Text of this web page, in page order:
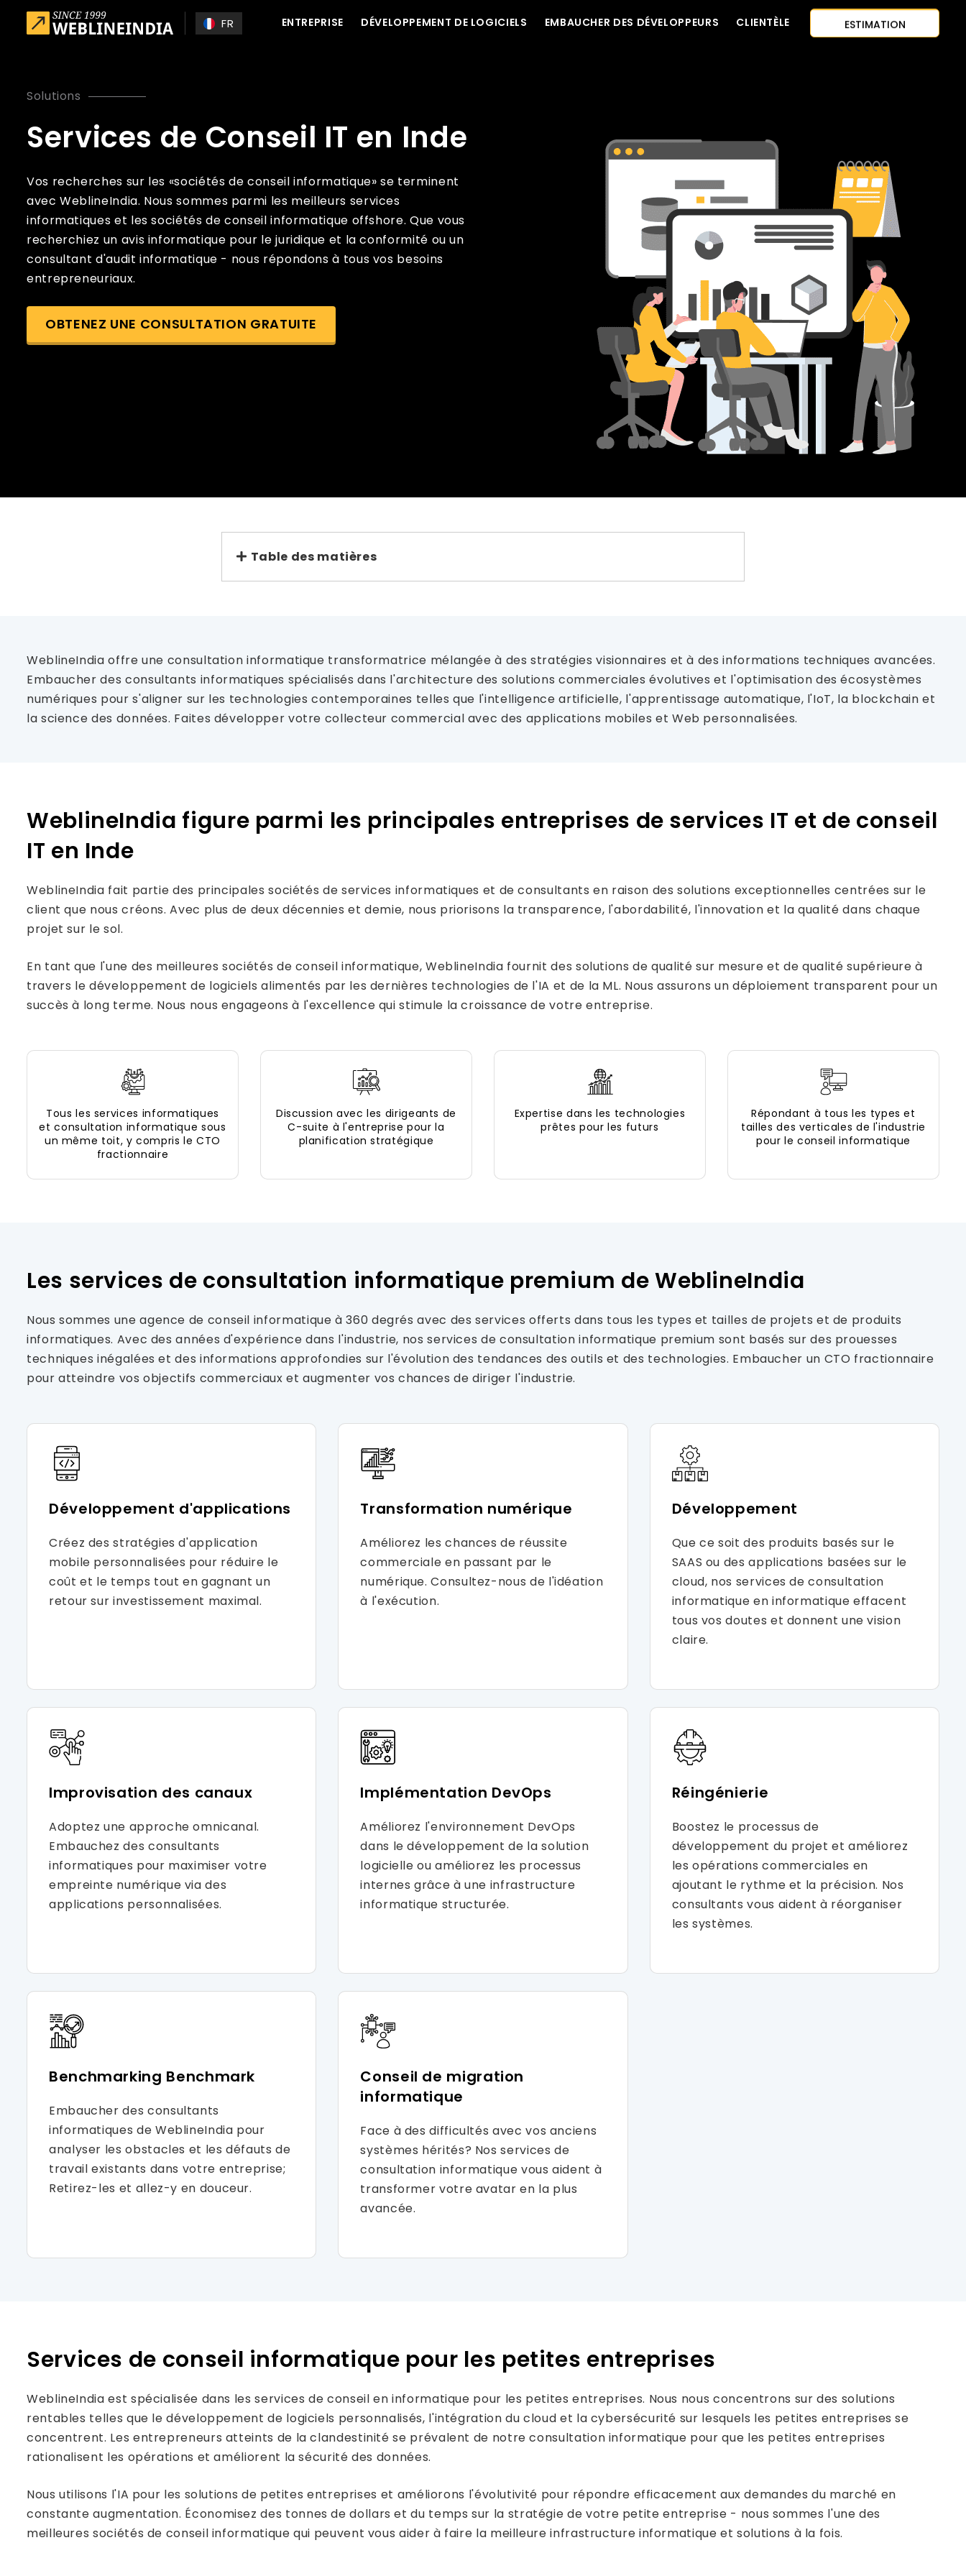
Skip to main content
FR ENTREPRISE DÉVELOPPEMENT DE LOGICIELS EMBAUCHER DES DÉVELOPPEURS CLIENTÈLE
ESTIMATION
Solutions
Services de Conseil IT en Inde
Vos recherches sur les «sociétés de conseil informatique» se terminent
avec WeblineIndia. Nous sommes parmi les meilleurs services
informatiques et les sociétés de conseil informatique offshore. Que vous
recherchiez un avis informatique pour le juridique et la conformité ou un
consultant d'audit informatique - nous répondons à tous vos besoins
entrepreneuriaux.
OBTENEZ UNE CONSULTATION GRATUITE
Table des matières
WeblineIndia offre une consultation informatique transformatrice mélangée à des stratégies visionnaires et à des informations techniques avancées.
Embaucher des consultants informatiques spécialisés dans l'architecture des solutions commerciales évolutives et l'optimisation des écosystèmes
numériques pour s'aligner sur les technologies contemporaines telles que l'intelligence artificielle, l'apprentissage automatique, l'IoT, la blockchain et
la science des données. Faites développer votre collecteur commercial avec des applications mobiles et Web personnalisées.
WeblineIndia figure parmi les principales entreprises de services IT et de conseil
IT en Inde
WeblineIndia fait partie des principales sociétés de services informatiques et de consultants en raison des solutions exceptionnelles centrées sur le
client que nous créons. Avec plus de deux décennies et demie, nous priorisons la transparence, l'abordabilité, l'innovation et la qualité dans chaque
projet sur le sol.
En tant que l'une des meilleures sociétés de conseil informatique, WeblineIndia fournit des solutions de qualité sur mesure et de qualité supérieure à
travers le développement de logiciels alimentés par les dernières technologies de l'IA et de la ML. Nous assurons un déploiement transparent pour un
succès à long terme. Nous nous engageons à l'excellence qui stimule la croissance de votre entreprise.
Tous les services informatiques
et consultation informatique sous
un même toit, y compris le CTO
fractionnaire
Discussion avec les dirigeants de
C-suite à l'entreprise pour la
planification stratégique
Expertise dans les technologies
prêtes pour les futurs
Répondant à tous les types et
tailles des verticales de l'industrie
pour le conseil informatique
Les services de consultation informatique premium de WeblineIndia
Nous sommes une agence de conseil informatique à 360 degrés avec des services offerts dans tous les types et tailles de projets et de produits
informatiques. Avec des années d'expérience dans l'industrie, nos services de consultation informatique premium sont basés sur des prouesses
techniques inégalées et des informations approfondies sur l'évolution des tendances des outils et des technologies. Embaucher un CTO fractionnaire
pour atteindre vos objectifs commerciaux et augmenter vos chances de diriger l'industrie.
Développement d'applications
Créez des stratégies d'application
mobile personnalisées pour réduire le
coût et le temps tout en gagnant un
retour sur investissement maximal.
Transformation numérique
Améliorez les chances de réussite
commerciale en passant par le
numérique. Consultez-nous de l'idéation
à l'exécution.
Développement
Que ce soit des produits basés sur le
SAAS ou des applications basées sur le
cloud, nos services de consultation
informatique en informatique effacent
tous vos doutes et donnent une vision
claire.
Improvisation des canaux
Adoptez une approche omnicanal.
Embauchez des consultants
informatiques pour maximiser votre
empreinte numérique via des
applications personnalisées.
Implémentation DevOps
Améliorez l'environnement DevOps
dans le développement de la solution
logicielle ou améliorez les processus
internes grâce à une infrastructure
informatique structurée.
Réingénierie
Boostez le processus de
développement du projet et améliorez
les opérations commerciales en
ajoutant le rythme et la précision. Nos
consultants vous aident à réorganiser
les systèmes.
Benchmarking Benchmark
Embaucher des consultants
informatiques de WeblineIndia pour
analyser les obstacles et les défauts de
travail existants dans votre entreprise;
Retirez-les et allez-y en douceur.
Conseil de migration
informatique
Face à des difficultés avec vos anciens
systèmes hérités? Nos services de
consultation informatique vous aident à
transformer votre avatar en la plus
avancée.
Services de conseil informatique pour les petites entreprises
WeblineIndia est spécialisée dans les services de conseil en informatique pour les petites entreprises. Nous nous concentrons sur des solutions
rentables telles que le développement de logiciels personnalisés, l'intégration du cloud et la cybersécurité sur lesquels les petites entreprises se
concentrent. Les entrepreneurs atteints de la clandestinité se prévalent de notre consultation informatique pour que les petites entreprises
rationalisent les opérations et améliorent la sécurité des données.
Nous utilisons l'IA pour les solutions de petites entreprises et améliorons l'évolutivité pour répondre efficacement aux demandes du marché en
constante augmentation. Économisez des tonnes de dollars et du temps sur la stratégie de votre petite entreprise - nous sommes l'une des
meilleures sociétés de conseil informatique qui peuvent vous aider à faire la meilleure infrastructure informatique et solutions à la fois.